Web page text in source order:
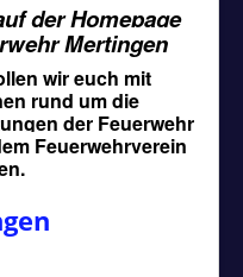
der Homepage
Mertingen
wir euch mit
rund um die
der Feuerwehr
Feuerwehrverein